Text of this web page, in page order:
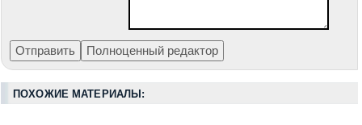
ПОХОЖИЕ МАТЕРИАЛЫ: